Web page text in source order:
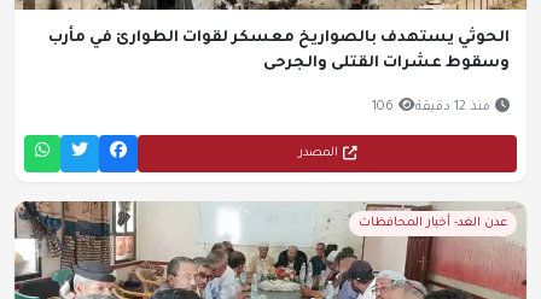
الحوثي يستهدف بالصواريخ معسكر لقوات الطوارئ في مأرب
وسقوط عشرات القتلى والجرحى
منذ 12 دقيقة 106
المصدر
عدن الغد- أخبار المحافظات